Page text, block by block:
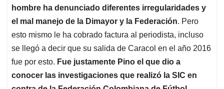
p
k
n
hombre ha denunciado diferentes irregularidades y
el mal manejo de la Dimayor y la Federación. Pero
esto mismo le ha cobrado factura al periodista, incluso
se llegó a decir que su salida de Caracol en el año 2016
fue por esto. Fue justamente Pino el que dio a
conocer las investigaciones que realizó la SIC en